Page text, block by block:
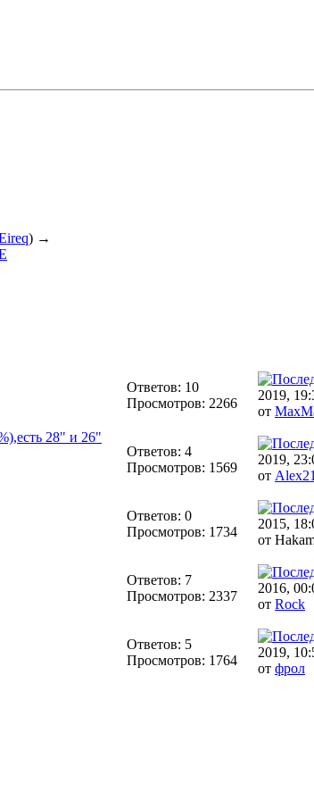
) →
Ответов: 10
Просмотров: 2266
2019,
от
28" и 26"
Ответов: 4
Просмотров: 1569
2019,
от
Ответов: 0
Просмотров: 1734
2015,
от
Ответов: 7
Просмотров: 2337
2016,
от Rock
Ответов: 5
Просмотров: 1764
2019,
от фрол